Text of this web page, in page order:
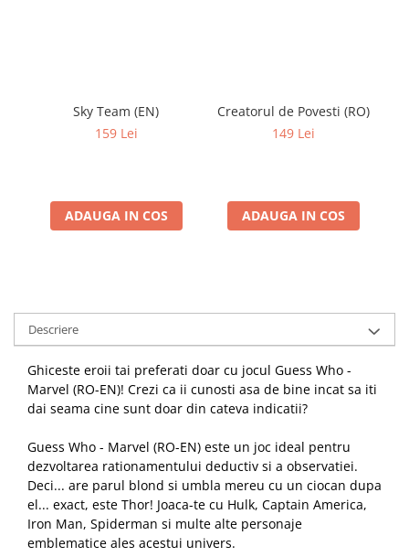
Sky Team (EN)
159 Lei
ADAUGA IN COS
Creatorul de Povesti (RO)
149 Lei
ADAUGA IN COS
Descriere
Ghiceste eroii tai preferati doar cu jocul Guess Who -
Marvel (RO-EN)! Crezi ca ii cunosti asa de bine incat sa iti
dai seama cine sunt doar din cateva indicatii?
Guess Who - Marvel (RO-EN) este un joc ideal pentru
dezvoltarea rationamentului deductiv si a observatiei.
Deci... are parul blond si umbla mereu cu un ciocan dupa
el... exact, este Thor! Joaca-te cu Hulk, Captain America,
Iron Man, Spiderman si multe alte personaje
emblematice ales acestui univers.